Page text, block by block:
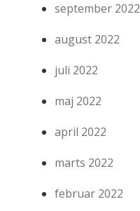
september 2022
august 2022
juli 2022
maj 2022
april 2022
marts 2022
februar 2022